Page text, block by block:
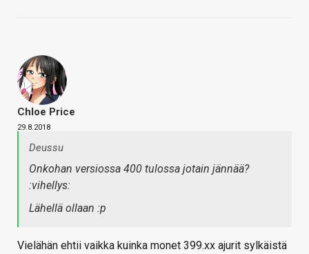
Chloe Price
29.8.2018
Deussu
Onkohan versiossa 400 tulossa jotain jännää?
:vihellys:
Lähellä ollaan :p
Vielähän ehtii vaikka kuinka monet 399.xx ajurit sylkäistä